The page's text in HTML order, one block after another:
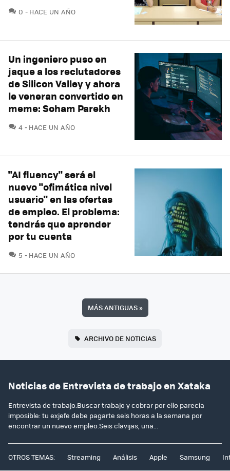
0 COMENTARIOS
HACE UN AÑO
Un ingeniero puso en
jaque a los reclutadores
de Silicon Valley y ahora
le veneran convertido en
meme: Soham Parekh
4 COMENTARIOS
HACE UN AÑO
"AI fluency" será el
nuevo "ofimática nivel
usuario" en las ofertas
de empleo. El problema:
tendrás que aprender
por tu cuenta
5 COMENTARIOS
HACE UN AÑO
MÁS ANTIGUAS»
ARCHIVO DE NOTICIAS
Noticias de Entrevista de trabajo en Xataka
Entrevista de trabajo:Buscar trabajo y cobrar por ello parecía
imposible: tu exjefe debe pagarte seis horas a la semana por
encontrar un nuevo empleo.Seis clavijas, una...
OTROS TEMAS: Streaming Análisis Apple Samsung